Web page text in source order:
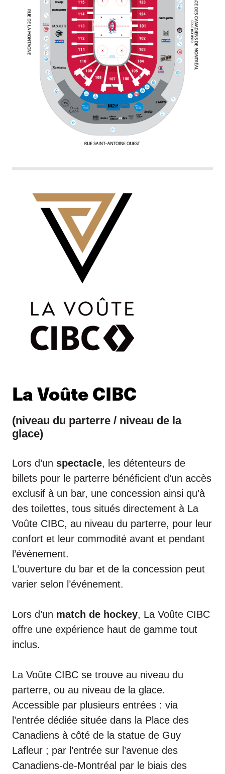
La Voûte CIBC
(niveau du parterre / niveau de la
glace)
Lors d’un spectacle, les détenteurs de
billets pour le parterre bénéficient d’un accès
exclusif à un bar, une concession ainsi qu’à
des toilettes, tous situés directement à La
Voûte CIBC, au niveau du parterre, pour leur
confort et leur commodité avant et pendant
l’événement.
L’ouverture du bar et de la concession peut
varier selon l’événement.
Lors d’un match de hockey, La Voûte CIBC
offre une expérience haut de gamme tout
inclus.
La Voûte CIBC se trouve au niveau du
parterre, ou au niveau de la glace.
Accessible par plusieurs entrées : via
l’entrée dédiée située dans la Place des
Canadiens à côté de la statue de Guy
Lafleur ; par l’entrée sur l’avenue des
Canadiens-de-Montréal par le biais des